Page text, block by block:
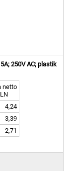
250V AC; plastik
netto
4,24
3,39
2,71